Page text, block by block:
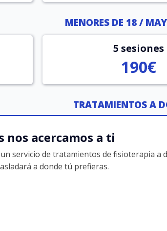
MENORES DE 18 /
5 sesiones
190€
TRATAMIENTOS A
nos acercamos a ti
servicio de tratamientos de fisioterapia
a donde tú prefieras.